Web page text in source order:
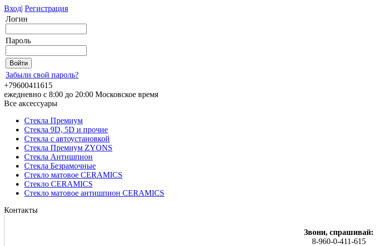
Вход| Регистрация
Логин
Пароль
Забыли свой пароль?
+79600411615
ежедневно с 8:00 до 20:00 Московское время
Все аксессуары
Стекла Премиум
Стекла 9D, 5D и прочие
Стекла с автоустановкой
Стекла Премиум ZYONS
Стекла Антишпион
Стекла Безрамочные
Стекло матовое CERAMICS
Стекло CERAMICS
Стекло матовое антишпион CERAMICS
Контакты
Звони, спрашивай:
8-960-0-411-615